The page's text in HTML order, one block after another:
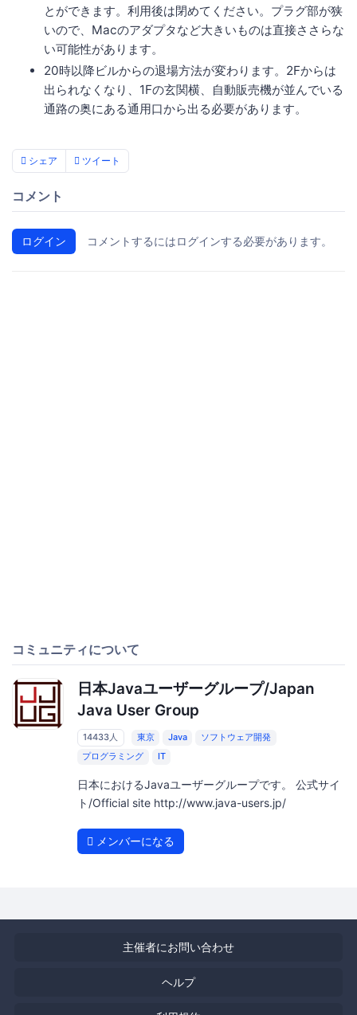
とができます。利用後は閉めてください。プラグ部が狭
いので、Macのアダプタなど大きいものは直接ささらな
い可能性があります。
20時以降ビルからの退場方法が変わります。2Fからは
出られなくなり、1Fの玄関横、自動販売機が並んでいる
通路の奥にある通用口から出る必要があります。
シェア ツイート
コメント
ログイン コメントするにはログインする必要があります。
コミュニティについて
日本Javaユーザーグループ/Japan
Java User Group
14433人 東京 Java
ソフトウェア開発
プログラミング
IT
日本におけるJavaユーザーグループです。 公式サイ
ト/Official site http://www.java-users.jp/
メンバーになる
主催者にお問い合わせ
ヘルプ